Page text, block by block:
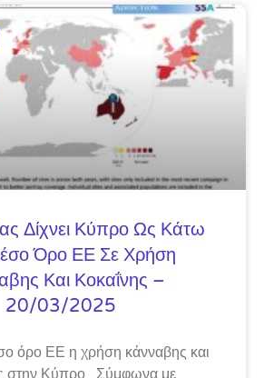
Δίχνει Κύπρο Ως Κάτω
Όρο ΕΕ Σε Χρήση
Και Κοκαΐνης –
20/03/2025
όρο ΕΕ η χρήση κάνναβης και
στην Κύπρο Σύμφωνα με